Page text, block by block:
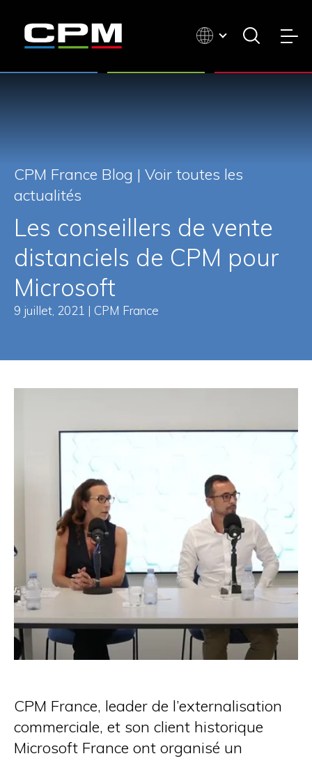
CPM France Blog | Voir toutes les
actualités
Les conseillers de vente
distanciels de CPM pour
Microsoft
9 juillet, 2021 | CPM France
CPM France, leader de l’externalisation
commerciale, et son client historique
Microsoft France ont organisé un